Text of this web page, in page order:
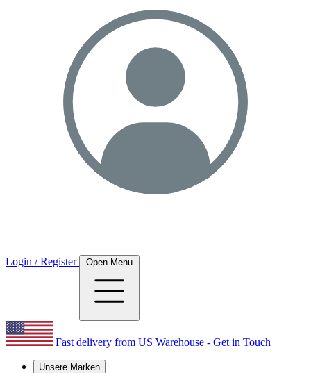
Login / Register Open Menu
Fast delivery from US Warehouse - Get in Touch
Unsere Marken